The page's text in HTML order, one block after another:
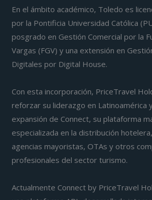
En el ámbito académico, Toledo es
por la Pontificia Universidad Católica
posgrado en Gestión Comercial por la
Vargas (FGV) y una extensión en
Digitales por Digital House.
Con esta incorporación, PriceTravel
reforzar su liderazgo en Latinoamérica
expansión de Connect, su plataforma
especializada en la distribución
agencias mayoristas, OTAs y otros
profesionales del sector turismo.
Actualmente Connect by PriceTravel